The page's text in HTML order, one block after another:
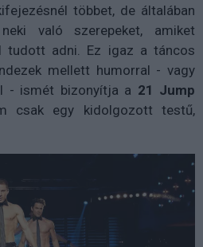
többet, de általában
való szerepeket, amiket
tudott adni. Ez igaz a táncos
mellett humorral - vagy
- ismét bizonyítja a 21 Jump
csak egy kidolgozott testű,